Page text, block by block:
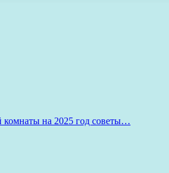
на 2025 год советы…